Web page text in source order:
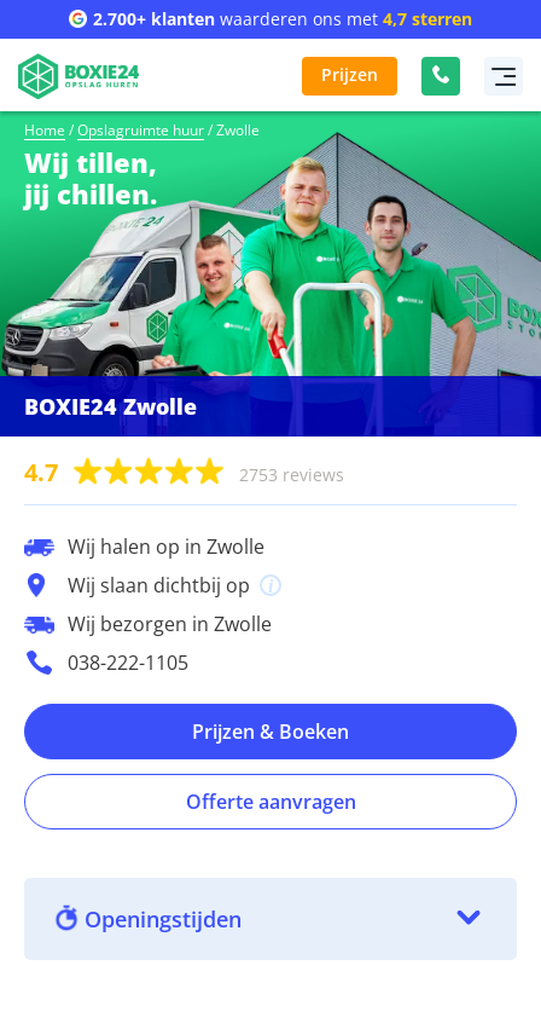
2.700+ klanten waarderen ons met 4,7 sterren
Prijzen
Home / Opslagruimte huur/ Zwolle
Wij tillen,
jij chillen.
BOXIE24 Zwolle
4.7 2753 reviews
Wij halen op in Zwolle
Wij slaan dichtbij op
Wij bezorgen in Zwolle
038-222-1105
Prijzen & Boeken
Offerte aanvragen
Openingstijden